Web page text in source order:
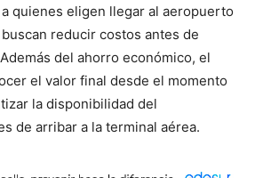
quienes eligen llegar al aeropuerto
reducir costos antes de
del ahorro económico, el
el valor final desde el momento
la disponibilidad del
de arribar a la terminal aérea.